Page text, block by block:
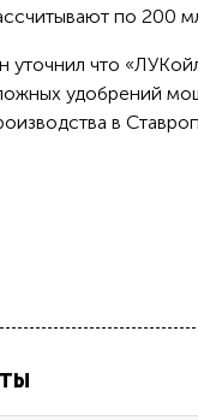
по 200
уточнил что
удобрений
в